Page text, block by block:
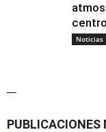
Noticias
—
PUBLICACIONES